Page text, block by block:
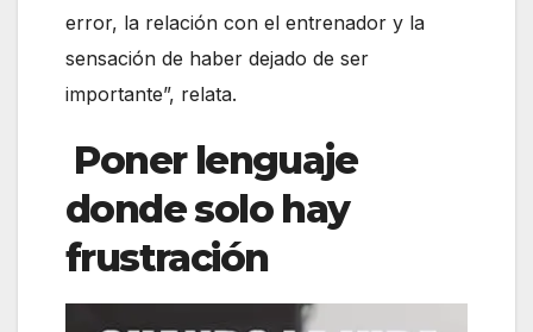
error, la relación con el entrenador y la
sensación de haber dejado de ser
importante”, relata.
Poner lenguaje
donde solo hay
frustración